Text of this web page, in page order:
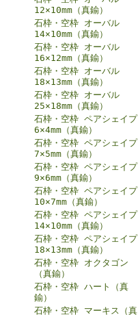
12×10mm（真鍮）
石枠・空枠 オーバル
14×10mm（真鍮）
石枠・空枠 オーバル
16×12mm（真鍮）
石枠・空枠 オーバル
18×13mm（真鍮）
石枠・空枠 オーバル
25×18mm（真鍮）
石枠・空枠 ペアシェイプ
6×4mm（真鍮）
石枠・空枠 ペアシェイプ
7×5mm（真鍮）
石枠・空枠 ペアシェイプ
9×6mm（真鍮）
石枠・空枠 ペアシェイプ
10×7mm（真鍮）
石枠・空枠 ペアシェイプ
14×10mm（真鍮）
石枠・空枠 ペアシェイプ
18×13mm（真鍮）
石枠・空枠 オクタゴン
（真鍮）
石枠・空枠 ハート（真
鍮）
石枠・空枠 マーキス（真